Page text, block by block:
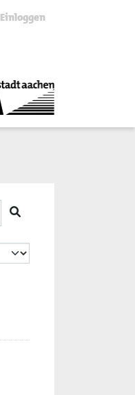
Einloggen